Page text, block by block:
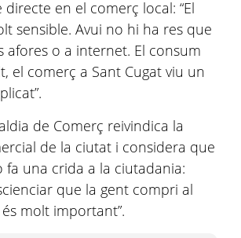
en el comerç local: “El
sensible. Avui no hi ha res que
afores o a internet. El consum
el comerç a Sant Cugat viu un
de Comerç reivindica la
de la ciutat i considera que
fa una crida a la ciutadania:
que la gent compri al
molt important”.